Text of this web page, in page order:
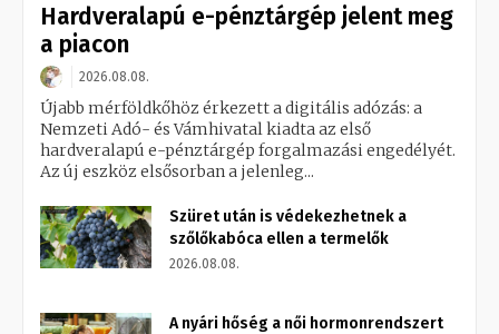
Hardveralapú e-pénztárgép jelent meg
a piacon
2026.08.08.
Újabb mérföldkőhöz érkezett a digitális adózás: a
Nemzeti Adó- és Vámhivatal kiadta az első
hardveralapú e-pénztárgép forgalmazási engedélyét.
Az új eszköz elsősorban a jelenleg...
Szüret után is védekezhetnek a
szőlőkabóca ellen a termelők
2026.08.08.
A nyári hőség a női hormonrendszert